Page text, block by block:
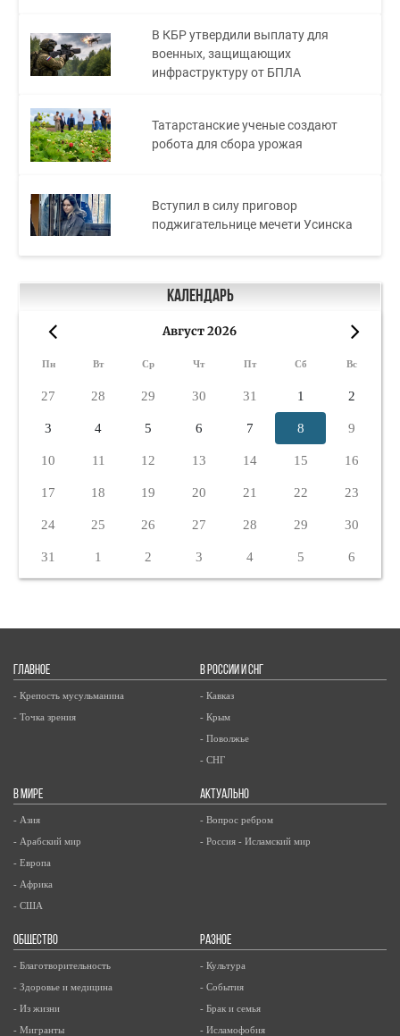
В КБР утвердили выплату для
военных, защищающих
инфраструктуру от БПЛА
Татарстанские ученые создают
робота для сбора урожая
Вступил в силу приговор
поджигательнице мечети Усинска
Календарь
Август 2026
Пн Вт Ср Чт Пт Сб Вс
27 28 29 30 31 1 2
3 4 5 6 7 8 9
10 11 12 13 14 15 16
17 18 19 20 21 22 23
24 25 26 27 28 29 30
31 1 2 3 4 5 6
ГЛАВНОЕ
- Крепость мусульманина
- Точка зрения
В РОССИИ И СНГ
- Кавказ
- Крым
- Поволжье
- СНГ
В МИРЕ
- Азия
- Арабский мир
- Европа
- Африка
- США
АКТУАЛЬНО
- Вопрос ребром
- Россия - Исламский мир
ОБЩЕСТВО
- Благотворительность
- Здоровье и медицина
- Из жизни
- Мигранты
РАЗНОЕ
- Культура
- События
- Брак и семья
- Исламофобия